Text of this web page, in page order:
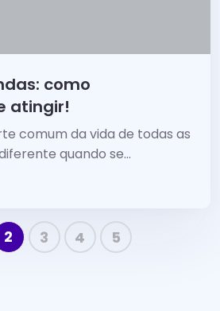
como
atingir!
comum da vida de todas as
quando se...
2 3 4 5